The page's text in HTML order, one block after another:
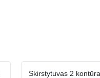
Skirstytuvas 2